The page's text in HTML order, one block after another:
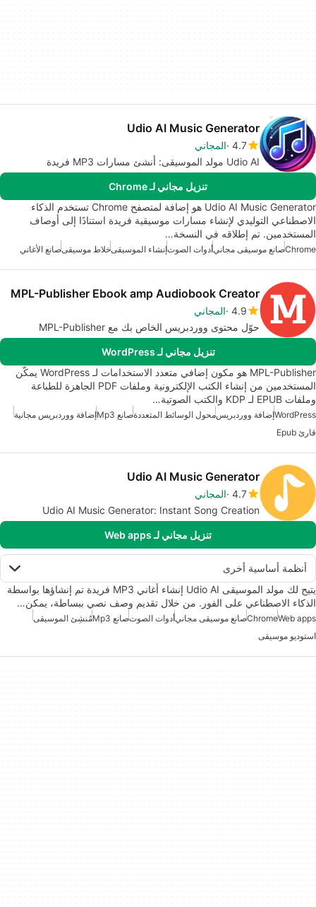
Udio AI Music Generator
4.7 المجاني
Udio AI مولد الموسيقى: أنشئ مسارات MP3 فريدة
تنزيل مجاني لـ Chrome
Udio AI Music Generator هو إضافة لمتصفح Chrome تستخدم الذكاء
الاصطناعي التوليدي لإنشاء مسارات موسيقية فريدة استنادًا إلى أوصاف
المستخدمين. تم إطلاقه في النسخة…
Chromeصانع موسيقى مجانيأدوات الصوتإنشاء الموسيقىخلاط موسيقىصانع الأغاني
MPL-Publisher Ebook amp Audiobook Creator
4.9 المجاني
حوّل محتوى ووردبريس الخاص بك مع MPL-Publisher
تنزيل مجاني لـ WordPress
MPL-Publisher هو مكون إضافي متعدد الاستخدامات لـ WordPress يمكّن
المستخدمين من إنشاء الكتب الإلكترونية وملفات PDF الجاهزة للطباعة
وملفات EPUB لـ KDP والكتب الصوتية…
WordPressإضافة ووردبريسمحول الوسائط المتعددةصانع Mp3
إضافة ووردبريس مجانية
قارئ Epub
Udio AI Music Generator
4.7 المجاني
Udio AI Music Generator: Instant Song Creation
تنزيل مجاني لـ Web apps
أنظمة أساسية أخرى
يتيح لك مولد الموسيقى Udio AI إنشاء أغاني MP3 فريدة تم إنشاؤها بواسطة
الذكاء الاصطناعي على الفور. من خلال تقديم وصف نصي ببساطة، يمكن…
Web apps
Chromeصانع موسيقى مجانيأدوات الصوتصانع Mp3
مُنشِئ الموسيقى
استوديو موسيقى